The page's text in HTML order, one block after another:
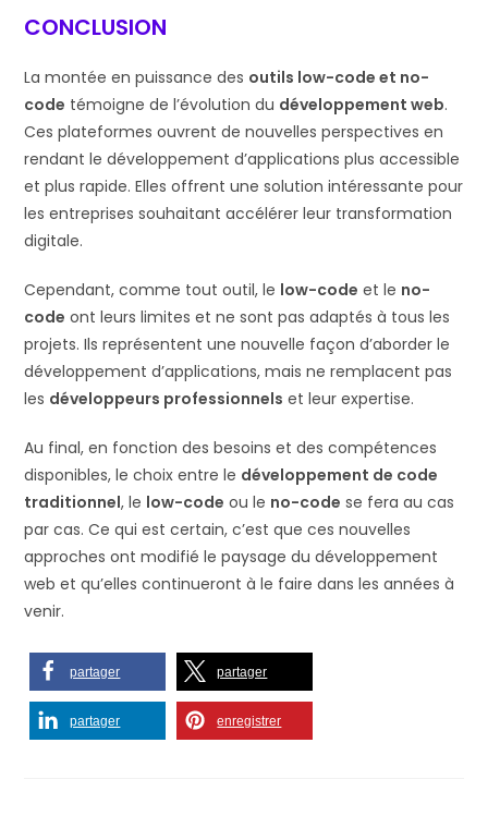
CONCLUSION
La montée en puissance des outils low-code et no-
code témoigne de l’évolution du développement web.
Ces plateformes ouvrent de nouvelles perspectives en
rendant le développement d’applications plus accessible
et plus rapide. Elles offrent une solution intéressante pour
les entreprises souhaitant accélérer leur transformation
digitale.
Cependant, comme tout outil, le low-code et le no-
code ont leurs limites et ne sont pas adaptés à tous les
projets. Ils représentent une nouvelle façon d’aborder le
développement d’applications, mais ne remplacent pas
les développeurs professionnels et leur expertise.
Au final, en fonction des besoins et des compétences
disponibles, le choix entre le développement de code
traditionnel, le low-code ou le no-code se fera au cas
par cas. Ce qui est certain, c’est que ces nouvelles
approches ont modifié le paysage du développement
web et qu’elles continueront à le faire dans les années à
venir.
partager partager
partager enregistrer